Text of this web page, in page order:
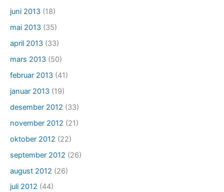
juni 2013 (18)
mai 2013 (35)
april 2013 (33)
mars 2013 (50)
februar 2013 (41)
januar 2013 (19)
desember 2012 (33)
november 2012 (21)
oktober 2012 (22)
september 2012 (26)
august 2012 (26)
juli 2012 (44)